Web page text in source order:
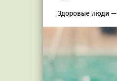
Здоровые люди —